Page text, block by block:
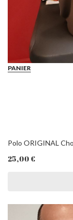
PANIER
Polo ORIGINAL
25,00 €